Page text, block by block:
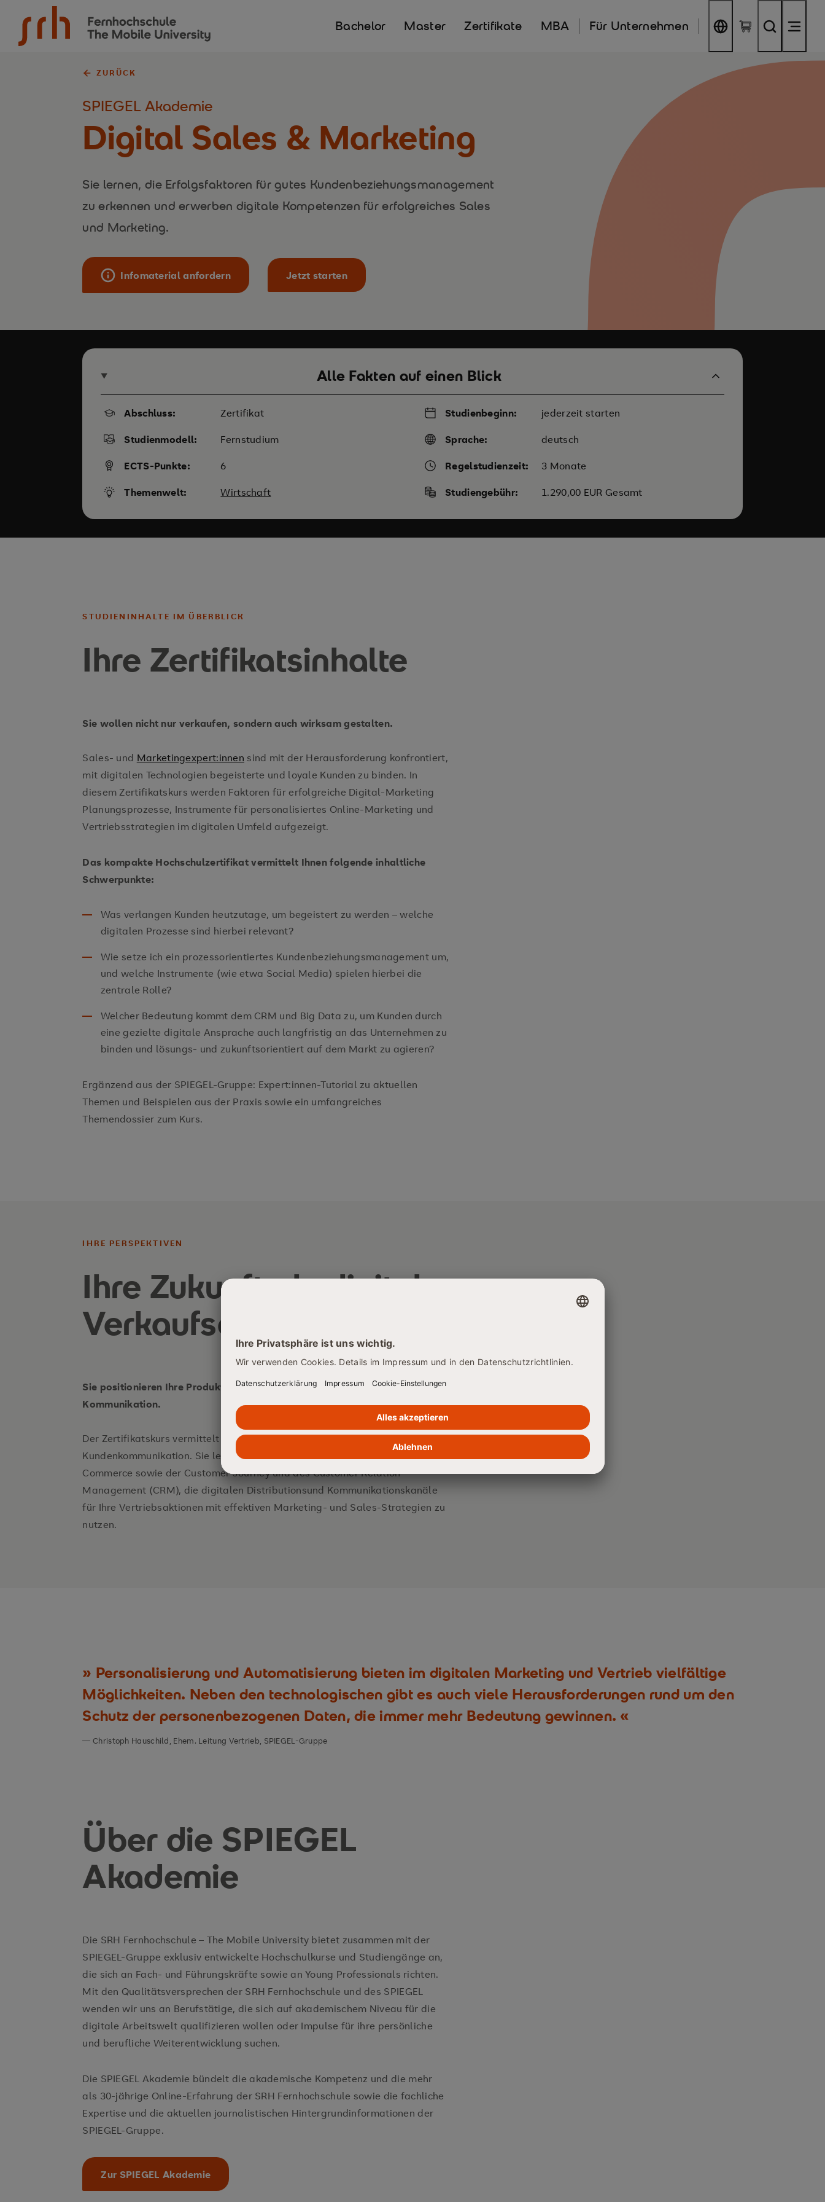
Bachelor Master Zertifikate MBA Für Unternehmen
ZURÜCK
SPIEGEL Akademie
Digital Sales & Marketing
Sie lernen, die Erfolgsfaktoren für gutes Kundenbeziehungsmanagement
zu erkennen und erwerben digitale Kompetenzen für erfolgreiches Sales
und Marketing.
Infomaterial anfordern Jetzt starten
Alle Fakten auf einen Blick
Abschluss: Zertifikat Studienbeginn:
jederzeit starten
Studienmodell:
Fernstudium Sprache:
deutsch
ECTS-Punkte:
6 Regelstudienzeit:
3 Monate
Themenwelt:
Wirtschaft Studiengebühr: 1.290,00 EUR Gesamt
STUDIENINHALTE IM ÜBERBLICK
Ihre Zertifikatsinhalte
Sie wollen nicht nur verkaufen, sondern auch wirksam gestalten.
Sales- und Marketingexpert:innen sind mit der Herausforderung konfrontiert,
mit digitalen Technologien begeisterte und loyale Kunden zu binden. In
diesem Zertifikatskurs werden Faktoren für erfolgreiche Digital-Marketing
Planungsprozesse, Instrumente für personalisiertes Online-Marketing und
Vertriebsstrategien im digitalen Umfeld aufgezeigt.
Das kompakte Hochschulzertifikat vermittelt Ihnen folgende inhaltliche
Schwerpunkte:
Was verlangen Kunden heutzutage, um begeistert zu werden – welche
digitalen Prozesse sind hierbei relevant?
Wie setze ich ein prozessorientiertes Kundenbeziehungsmanagement um,
und welche Instrumente (wie etwa Social Media) spielen hierbei die
zentrale Rolle?
Welcher Bedeutung kommt dem CRM und Big Data zu, um Kunden durch
eine gezielte digitale Ansprache auch langfristig an das Unternehmen zu
binden und lösungs- und zukunftsorientiert auf dem Markt zu agieren?
Ergänzend aus der SPIEGEL-Gruppe: Expert:innen-Tutorial zu aktuellen
Themen und Beispielen aus der Praxis sowie ein umfangreiches
Themendossier zum Kurs.
IHRE PERSPEKTIVEN
Ihre Zukunft als digitale:r
Verkaufsexpert:in
Sie positionieren Ihre Produkte erfolgreich durch die richtige
Kommunikation.
Der Zertifikatskurs vermittelt Ihnen das Rüstzeug für prozessorientierte
Kundenkommunikation. Sie lernen unter anderem mit Grundlagen des E-
Commerce sowie der Customer Journey und des Customer Relation
Management (CRM), die digitalen Distributionsund Kommunikationskanäle
für Ihre Vertriebsaktionen mit effektiven Marketing- und Sales-Strategien zu
nutzen.
Personalisierung und Automatisierung bieten im digitalen Marketing und Vertrieb vielfältige
Möglichkeiten. Neben den technologischen gibt es auch viele Herausforderungen rund um den
Schutz der personenbezogenen Daten, die immer mehr Bedeutung gewinnen.
Christoph Hauschild, Ehem. Leitung Vertrieb, SPIEGEL-Gruppe
Über die SPIEGEL
Akademie
Die SRH Fernhochschule – The Mobile University bietet zusammen mit der
SPIEGEL-Gruppe exklusiv entwickelte Hochschulkurse und Studiengänge an,
die sich an Fach- und Führungskräfte sowie an Young Professionals richten.
Mit den Qualitätsversprechen der SRH Fernhochschule und des SPIEGEL
wenden wir uns an Berufstätige, die sich auf akademischem Niveau für die
digitale Arbeitswelt qualifizieren wollen oder Impulse für ihre persönliche
und berufliche Weiterentwicklung suchen.
Die SPIEGEL Akademie bündelt die akademische Kompetenz und die mehr
als 30-jährige Online-Erfahrung der SRH Fernhochschule sowie die fachliche
Expertise und die aktuellen journalistischen Hintergrundinformationen der
SPIEGEL-Gruppe.
Zur SPIEGEL Akademie